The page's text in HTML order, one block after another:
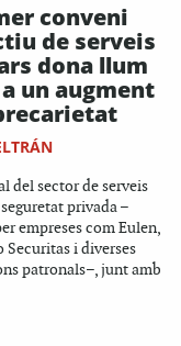
conveni
de serveis
dona llum
un augment
del sector de serveis
privada –
empreses com Eulen,
Securitas i diverses
patronals–, junt amb